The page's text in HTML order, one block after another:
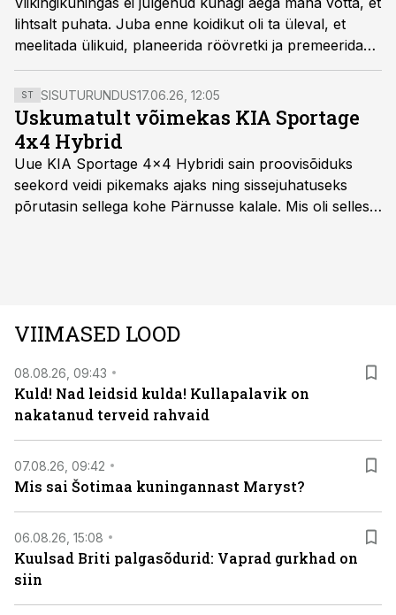
lihtsalt puhata. Juba enne koidikut oli ta üleval, et
meelitada ülikuid, planeerida röövretki ja premeerida
oma liitlasi, kes teda võimul hoidsid. Magama sai
kuningas alles kaua pärast päikese­loojangut. Kui
valitseja ei suutnud rahvale jõukust tagada, oli rivaal
valmis talle kohe noa selga lööma.
ST SISUTURUNDUS17.06.26, 12:05
Uskumatult võimekas KIA Sportage
4x4 Hybrid
Uue KIA Sportage 4x4 Hybridi sain proovisõiduks
seekord veidi pikemaks ajaks ning sissejuhatuseks
põrutasin sellega kohe Pärnusse kalale. Mis oli selles
VIIMASED LOOD
08.08.26, 09:43
Kuld! Nad leidsid kulda! Kullapalavik on
nakatanud terveid rahvaid
07.08.26, 09:42
Mis sai Šotimaa kuningannast Maryst?
06.08.26, 15:08
Kuulsad Briti palgasõdurid: Vaprad gurkhad on
siin